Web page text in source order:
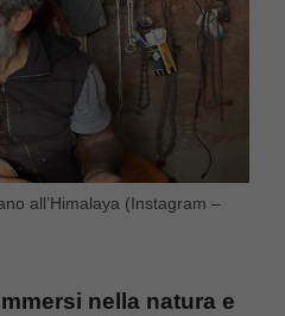
all’Himalaya (Instagram –
nella natura e